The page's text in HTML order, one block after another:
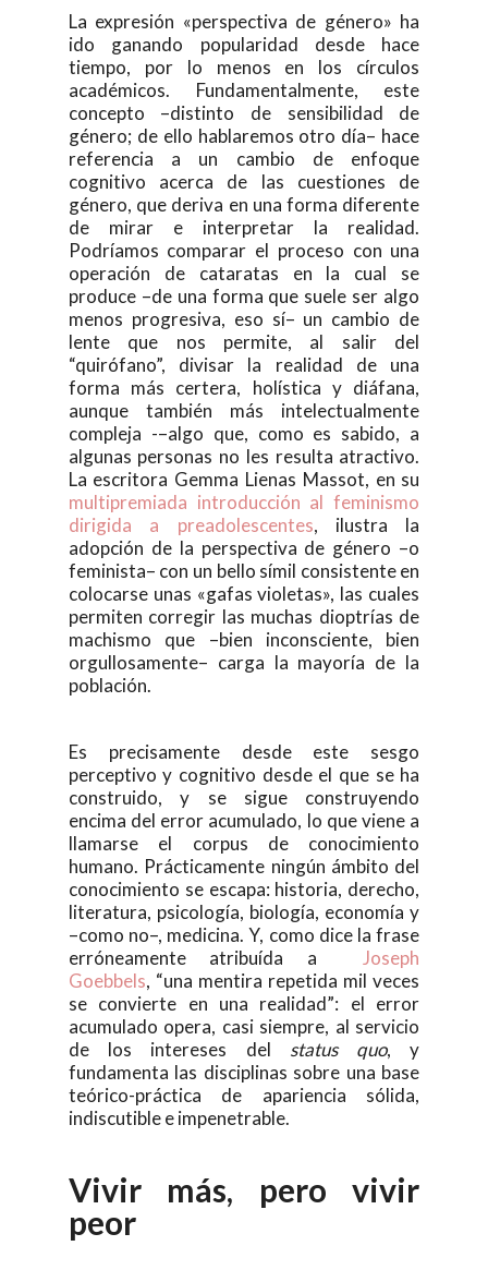
La expresión «perspectiva de género» ha
ido ganando popularidad desde hace
tiempo, por lo menos en los círculos
académicos. Fundamentalmente, este
concepto –distinto de sensibilidad de
género; de ello hablaremos otro día– hace
referencia a un cambio de enfoque
cognitivo acerca de las cuestiones de
género, que deriva en una forma diferente
de mirar e interpretar la realidad.
Podríamos comparar el proceso con una
operación de cataratas en la cual se
produce –de una forma que suele ser algo
menos progresiva, eso sí– un cambio de
lente que nos permite, al salir del
“quirófano”, divisar la realidad de una
forma más certera, holística y diáfana,
aunque también más intelectualmente
compleja -–algo que, como es sabido, a
algunas personas no les resulta atractivo.
La escritora Gemma Lienas Massot, en su
multipremiada introducción al feminismo
dirigida a preadolescentes, ilustra la
adopción de la perspectiva de género –o
feminista– con un bello símil consistente en
colocarse unas «gafas violetas», las cuales
permiten corregir las muchas dioptrías de
machismo que –bien inconsciente, bien
orgullosamente– carga la mayoría de la
población.
Es precisamente desde este sesgo
perceptivo y cognitivo desde el que se ha
construido, y se sigue construyendo
encima del error acumulado, lo que viene a
llamarse el corpus de conocimiento
humano. Prácticamente ningún ámbito del
conocimiento se escapa: historia, derecho,
literatura, psicología, biología, economía y
–como no–, medicina. Y, como dice la frase
erróneamente atribuída a Joseph
Goebbels, “una mentira repetida mil veces
se convierte en una realidad”: el error
acumulado opera, casi siempre, al servicio
de los intereses del status quo, y
fundamenta las disciplinas sobre una base
teórico-práctica de apariencia sólida,
indiscutible e impenetrable.
Vivir más, pero vivir
peor